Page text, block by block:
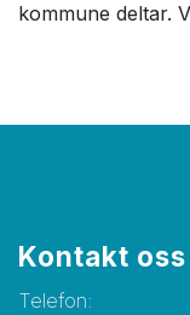
kommune deltar.
Kontakt oss
Telefon: